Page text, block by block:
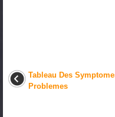
Tableau Des
Problemes